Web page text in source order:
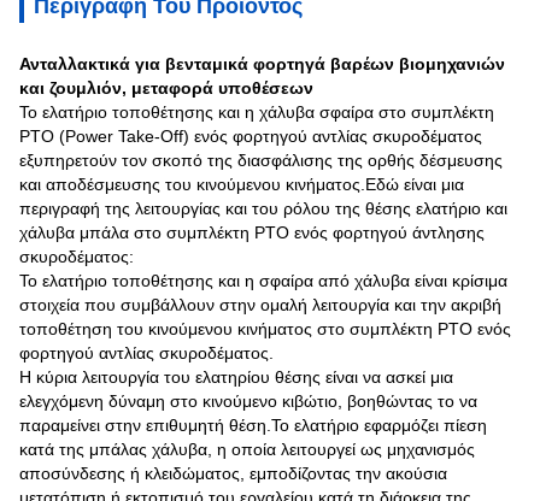
Περιγραφή Του Προϊόντος
Ανταλλακτικά για βενταμικά φορτηγά βαρέων βιομηχανιών
και ζουμλιόν, μεταφορά υποθέσεων
Το ελατήριο τοποθέτησης και η χάλυβα σφαίρα στο συμπλέκτη
PTO (Power Take-Off) ενός φορτηγού αντλίας σκυροδέματος
εξυπηρετούν τον σκοπό της διασφάλισης της ορθής δέσμευσης
και αποδέσμευσης του κινούμενου κινήματος.Εδώ είναι μια
περιγραφή της λειτουργίας και του ρόλου της θέσης ελατήριο και
χάλυβα μπάλα στο συμπλέκτη PTO ενός φορτηγού άντλησης
σκυροδέματος:
Το ελατήριο τοποθέτησης και η σφαίρα από χάλυβα είναι κρίσιμα
στοιχεία που συμβάλλουν στην ομαλή λειτουργία και την ακριβή
τοποθέτηση του κινούμενου κινήματος στο συμπλέκτη PTO ενός
φορτηγού αντλίας σκυροδέματος.
Η κύρια λειτουργία του ελατηρίου θέσης είναι να ασκεί μια
ελεγχόμενη δύναμη στο κινούμενο κιβώτιο, βοηθώντας το να
παραμείνει στην επιθυμητή θέση.Το ελατήριο εφαρμόζει πίεση
κατά της μπάλας χάλυβα, η οποία λειτουργεί ως μηχανισμός
αποσύνδεσης ή κλειδώματος, εμποδίζοντας την ακούσια